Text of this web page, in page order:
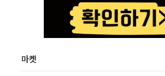
마켓